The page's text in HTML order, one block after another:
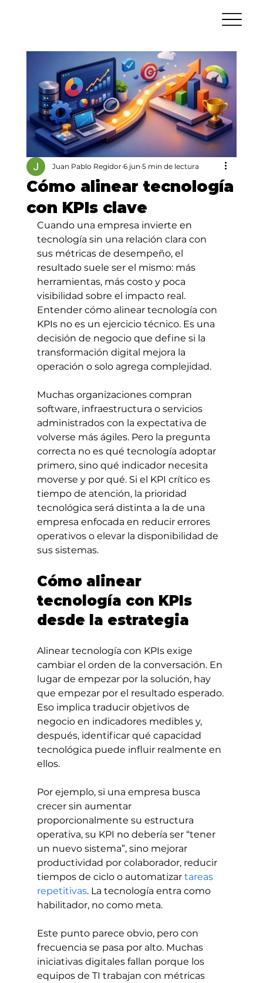
Cómo alinear tecnología
con KPIs clave
Juan Pablo Regidor 6 jun 5 min de lectura
Cuando una empresa invierte en
tecnología sin una relación clara con
sus métricas de desempeño, el
resultado suele ser el mismo: más
herramientas, más costo y poca
visibilidad sobre el impacto real.
Entender cómo alinear tecnología con
KPIs no es un ejercicio técnico. Es una
decisión de negocio que define si la
transformación digital mejora la
operación o solo agrega complejidad.
Muchas organizaciones compran
software, infraestructura o servicios
administrados con la expectativa de
volverse más ágiles. Pero la pregunta
correcta no es qué tecnología adoptar
primero, sino qué indicador necesita
moverse y por qué. Si el KPI crítico es
tiempo de atención, la prioridad
tecnológica será distinta a la de una
empresa enfocada en reducir errores
operativos o elevar la disponibilidad de
sus sistemas.
Cómo alinear
tecnología con KPIs
desde la estrategia
Alinear tecnología con KPIs exige
cambiar el orden de la conversación. En
lugar de empezar por la solución, hay
que empezar por el resultado esperado.
Eso implica traducir objetivos de
negocio en indicadores medibles y,
después, identificar qué capacidad
tecnológica puede influir realmente en
ellos.
Por ejemplo, si una empresa busca
crecer sin aumentar
proporcionalmente su estructura
operativa, su KPI no debería ser “tener
un nuevo sistema”, sino mejorar
productividad por colaborador, reducir
tiempos de ciclo o automatizar tareas
repetitivas. La tecnología entra como
habilitador, no como meta.
Este punto parece obvio, pero con
frecuencia se pasa por alto. Muchas
iniciativas digitales fallan porque los
equipos de TI trabajan con métricas